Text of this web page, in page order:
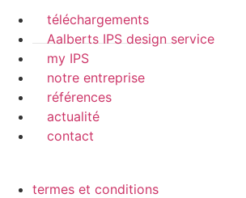
téléchargements
Aalberts IPS design service
my IPS
notre entreprise
références
actualité
contact
termes et conditions